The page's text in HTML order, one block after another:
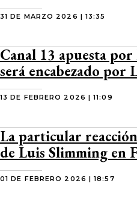
31 DE MARZO 2026 | 13:35
Canal 13 apuesta
será encabezado por
13 DE FEBRERO 2026 | 11:09
La particular
de Luis Slimming en
01 DE FEBRERO 2026 | 18:57